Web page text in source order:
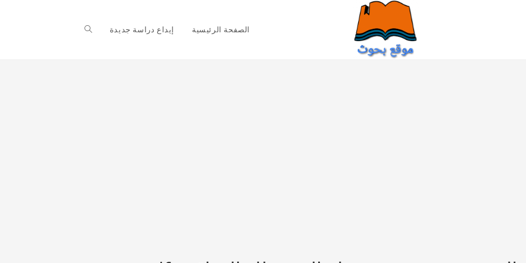
الصفحة الرئيسية إيداع دراسة جديدة Toggle